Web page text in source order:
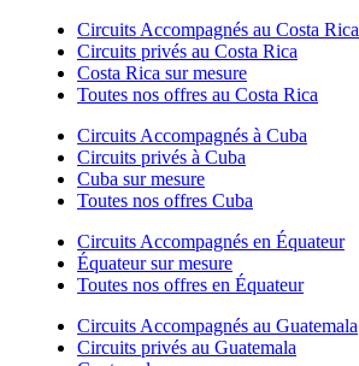
Circuits Accompagnés au Costa Rica
Circuits privés au Costa Rica
Costa Rica sur mesure
Toutes nos offres au Costa Rica
Circuits Accompagnés à Cuba
Circuits privés à Cuba
Cuba sur mesure
Toutes nos offres Cuba
Circuits Accompagnés en Équateur
Équateur sur mesure
Toutes nos offres en Équateur
Circuits Accompagnés au Guatemala
Circuits privés au Guatemala